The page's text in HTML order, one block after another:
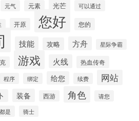
元气 元素 光芒 可以通过
开原 您好 您的
技能 攻略 方舟 星际争霸
游戏 火线 热血传奇
程序 绑定 给您 续费 网站
装备 西游 角色 请您
都是 骑士